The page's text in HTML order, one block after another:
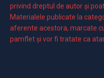
privind dreptul de autor și
Materialele publicate la
aferente acestora, marcate
pamflet și vor fi tratate ca